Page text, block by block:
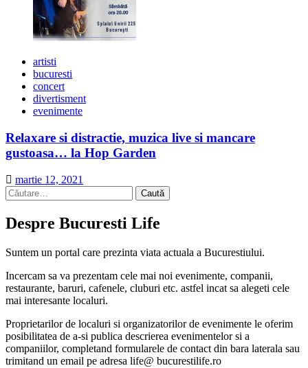
artisti
bucuresti
concert
divertisment
evenimente
Relaxare si distractie, muzica live si mancare
gustoasa… la Hop Garden
martie 12, 2021
Caută
după:
Despre Bucuresti Life
Suntem un portal care prezinta viata actuala a Bucurestiului.
Incercam sa va prezentam cele mai noi evenimente, companii,
restaurante, baruri, cafenele, cluburi etc. astfel incat sa alegeti cele
mai interesante localuri.
Proprietarilor de localuri si organizatorilor de evenimente le oferim
posibilitatea de a-si publica descrierea evenimentelor si a
companiilor, completand formularele de contact din bara laterala sau
trimitand un email pe adresa life@ bucurestilife.ro